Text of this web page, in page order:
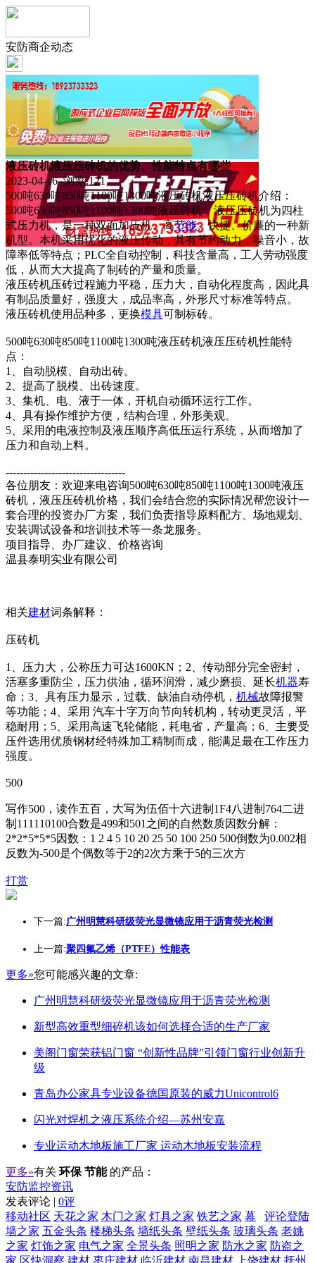
安防商企动态
液压砖机液压压砖机的优势、性能特点有哪些
2023-04-16 浏览:121
500吨630吨850吨1100吨1300吨液压砖机液压压砖机介绍：
500吨630吨850吨1100吨1300吨液压砖机，液压压砖机为四柱
式压力机，是一种双面加压机、高节能、快捷、价廉的一种新
机型。本机采用优化的液压传动，具有节约动力，噪音小，故
障率低等特点；PLC全自动控制，科技含量高，工人劳动强度
低，从而大大提高了制砖的产量和质量。
液压砖机压砖过程施力平稳，压力大，自动化程度高，因此具
有制品质量好，强度大，成品率高，外形尺寸标准等特点。
液压砖机使用品种多，更换模具可制标砖。
500吨630吨850吨1100吨1300吨液压砖机液压压砖机性能特
点：
1、自动脱模、自动出砖。
2、提高了脱模、出砖速度。
3、集机、电、液于一体，开机自动循环运行工作。
4、具有操作维护方便，结构合理，外形美观。
5、采用的电液控制及液压顺序高低压运行系统，从而增加了
压力和自动上料。
----------------------------------
各位朋友：欢迎来电咨询500吨630吨850吨1100吨1300吨液压
砖机，液压压砖机价格，我们会结合您的实际情况帮您设计一
套合理的投资办厂方案，我们负责指导原料配方、场地规划、
安装调试设备和培训技术等一条龙服务。
项目指导、办厂建议、价格咨询
温县泰明实业有限公司
相关建材词条解释：
压砖机
1、压力大，公称压力可达1600KN；2、传动部分完全密封，
活塞多重防尘，压力供油，循环润滑，减少磨损、延长机器寿
命；3、具有压力显示，过载、缺油自动停机， 机械故障报警
等功能；4、采用 汽车十字万向节向转机构，转动更灵活，平
稳耐用；5、采用高速飞轮储能，耗电省，产量高；6、主要受
压件选用优质钢材经特殊加工精制而成，能满足最在工作压力
强度。
500
写作500，读作五百，大写为伍佰十六进制1F4八进制764二进
制111110100合数是499和501之间的自然数质因数分解：
2*2*5*5*5因数：1 2 4 5 10 20 25 50 100 250 500倒数为0.002相
反数为-500是个偶数等于2的2次方乘于5的三次方
打赏
下一篇:广州明慧科研级荧光显微镜应用于沥青荧光检测
上一篇:聚四氟乙烯（PTFE）性能表
更多»您可能感兴趣的文章:
广州明慧科研级荧光显微镜应用于沥青荧光检测
新型高效重型细碎机该如何选择合适的生产厂家
美阁门窗荣获铝门窗 “创新性品牌”引领门窗行业创新升
级
青岛办公家具专业设备德国原装的威力Unicontrol6
闪光对焊机之液压系统介绍—苏州安嘉
专业运动木地板施工厂家 运动木地板安装流程
更多»有关 环保 节能 的产品：
安防监控资讯
发表评论 | 0评
评论登陆
移动社区 天花之家 木门之家 灯具之家 铁艺之家 幕
墙之家 五金头条 楼梯头条 墙纸头条 壁纸头条 玻璃头条 老姚
之家 灯饰之家 电气之家 全景头条 照明之家 防水之家 防盗之
家 区快洞察 建材 枣庄建材 临沂建材 南昌建材 上饶建材 抚州